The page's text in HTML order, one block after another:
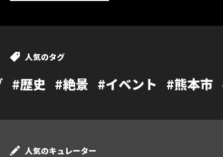
人気のタグ
絶景 #イベント #熊本市 #カフェ
人気のキュレーター